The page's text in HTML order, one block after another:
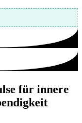
für innere